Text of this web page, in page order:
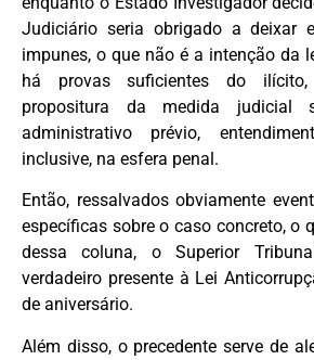
Judiciário seria obrigado a deixar
impunes, o que não é a intenção da
há provas suficientes do
propositura da medida judicial
administrativo prévio,
inclusive, na esfera penal.
Então, ressalvados obviamente
específicas sobre o caso concreto, o
dessa coluna, o Superior
verdadeiro presente à Lei
de aniversário.
Além disso, o precedente serve de